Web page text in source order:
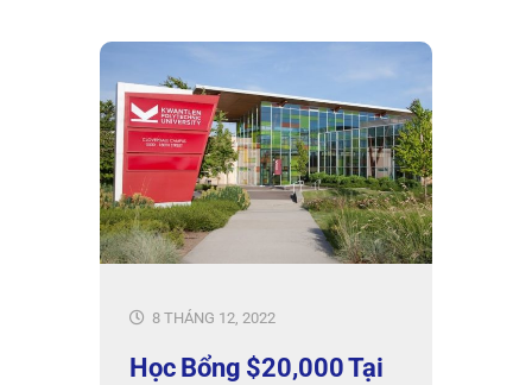
8 THÁNG 12, 2022
Học Bổng $20,000 Tại